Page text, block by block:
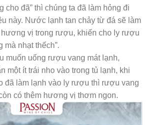
cho đã” thì chúng ta đã làm hỏng đi
này. Nước lạnh tan chảy từ đá sẽ làm
vị trong rượu, khiến cho ly rượu
mà nhạt thếch”.
muốn uống rượu vang mát lạnh,
một ít trái nho vào trong tủ lạnh, khi
đã làm lạnh vào ly rượu thì rượu vang
có thêm hương vị thơm ngon.